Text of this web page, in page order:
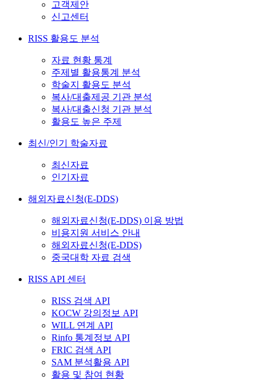
고객제안
신고센터
RISS 활용도 분석
자료 현황 통계
주제별 활용통계 분석
학술지 활용도 분석
복사/대출제공 기관 분석
복사/대출신청 기관 분석
활용도 높은 주제
최신/인기 학술자료
최신자료
인기자료
해외자료신청(E-DDS)
해외자료신청(E-DDS) 이용 방법
비용지원 서비스 안내
해외자료신청(E-DDS)
중국대학 자료 검색
RISS API 센터
RISS 검색 API
KOCW 강의정보 API
WILL 연계 API
Rinfo 통계정보 API
FRIC 검색 API
SAM 분석활용 API
활용 및 참여 현황